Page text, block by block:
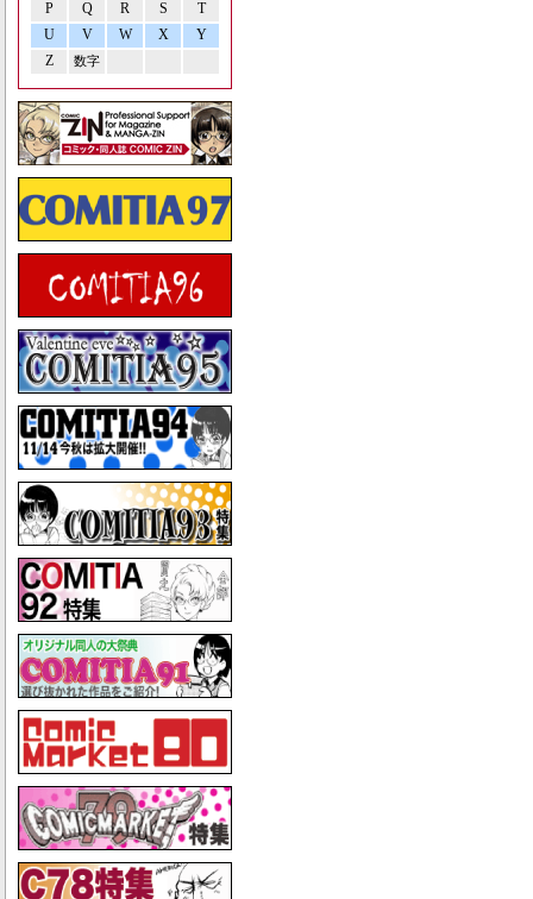
P Q R S
T
U
V W X
Y
Z
数字